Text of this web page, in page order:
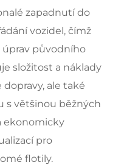
zapadnutí do
vozidel, čímž
původního
složitost a náklady
ale také
s většinou běžných
ekonomicky
pro
flotily.